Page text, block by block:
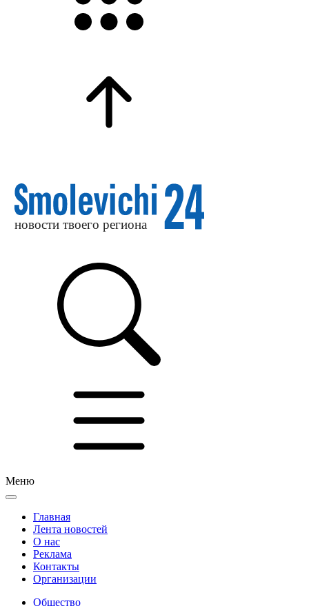
Меню
Главная
Лента новостей
О нас
Реклама
Контакты
Организации
Общество